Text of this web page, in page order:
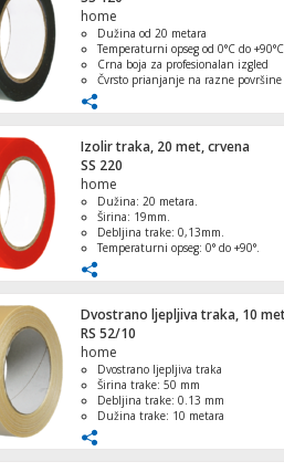
home
Dužina od 20 metara
Temperaturni opseg od 0°C do +90°C
Crna boja za profesionalan izgled
Čvrsto prianjanje na razne površine
korištenje
Izolir traka, 20 met, crvena
SS 220
home
Dužina: 20 metara.
Širina: 19mm.
Debljina trake: 0,13mm.
Temperaturni opseg: 0° do +90°.
Dvostrano ljepljiva traka, 10
RS 52/10
home
Dvostrano ljepljiva traka
Širina trake: 50 mm
Debljina trake: 0.13 mm
Dužina trake: 10 metara
kidanje